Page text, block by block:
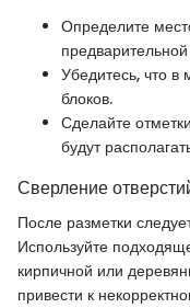
Определите
предварительной
Убедитесь, что в
блоков.
Сделайте
будут
Сверление
После разметки
Используйте
кирпичной или
привести к